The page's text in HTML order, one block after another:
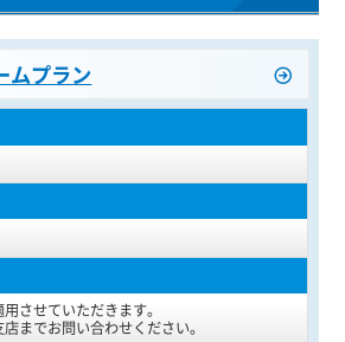
ムプラン
させていただきます。
までお問い合わせください。